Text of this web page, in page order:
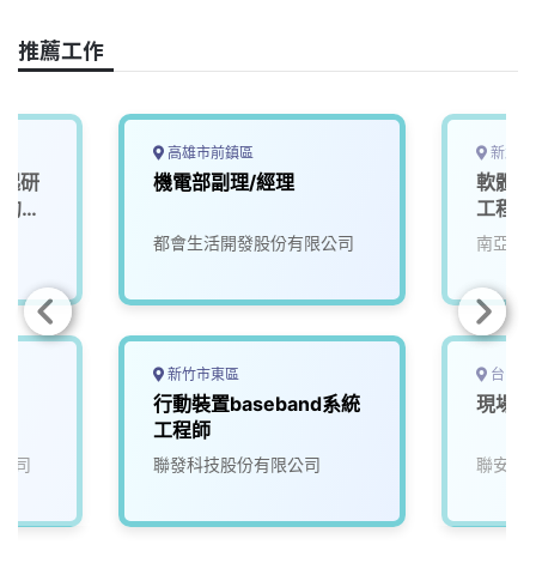
o
k
n
k
推薦工作
研
未
司
高雄市前鎮區
機電部副理/經理
都會生活開發股份有限公司
新竹市東區
行動裝置baseband系統
工程師
聯發科技股份有限公司
新北
軟體
工程師
南亞科
台中
現場
聯安生